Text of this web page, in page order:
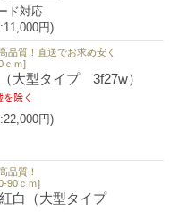
ド対応
円)
品質！直送でお求め安く
ｍ]
大型タイプ 3f27w）
円)
品質！
90ｃｍ]
白（大型タイプ